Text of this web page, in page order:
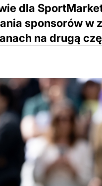
dla
sponsorów w
na drugą